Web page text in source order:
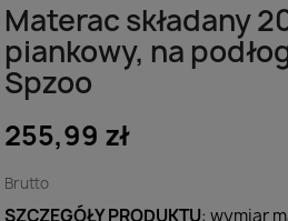
Materac składany
piankowy, na
Spzoo
255,99 zł
Brutto
SZCZEGÓŁY PRODUKTU: wymiar